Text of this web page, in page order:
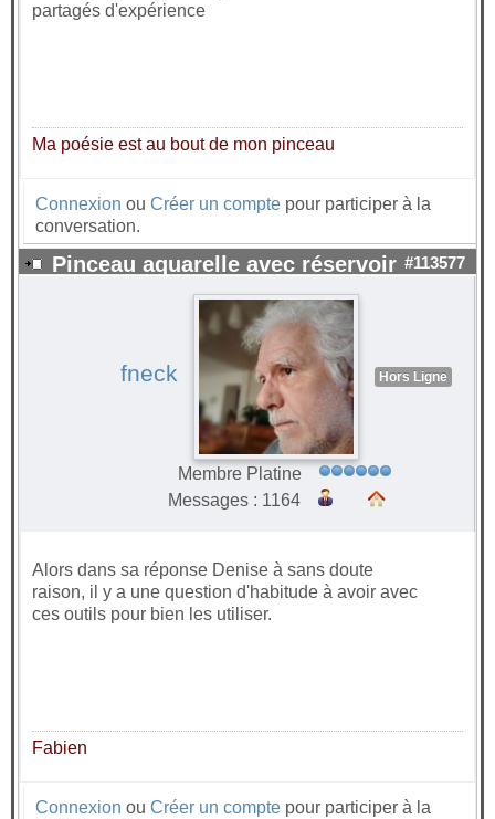
partagés d'expérience
Ma poésie est au bout de mon pinceau
Connexion ou Créer un compte pour participer à la
conversation.
Pinceau aquarelle avec réservoir #113577
fneck Hors Ligne
Membre Platine
Messages : 1164
Alors dans sa réponse Denise à sans doute
raison, il y a une question d'habitude à avoir avec
ces outils pour bien les utiliser.
Fabien
Connexion ou Créer un compte pour participer à la